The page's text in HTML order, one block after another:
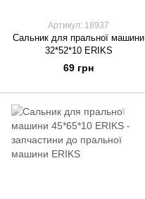
Артикул: 18937
Сальник для пральної машини
32*52*10 ERIKS
69 грн